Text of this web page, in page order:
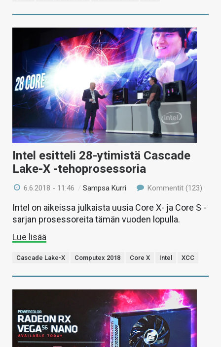
Intel esitteli 28-ytimistä Cascade
Lake-X -tehoprosessoria
6.6.2018 - 11:46 /Sampsa Kurri Kommentit (123)
Intel on aikeissa julkaista uusia Core X- ja Core S -
sarjan prosessoreita tämän vuoden lopulla.
Lue lisää
Cascade Lake-X Computex 2018 Core X Intel XCC